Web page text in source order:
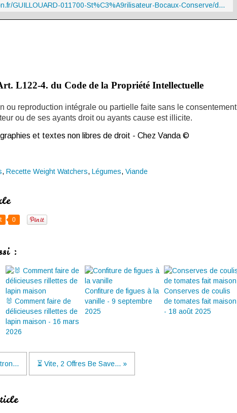
https://www.amazon.fr/GUILLOUARD-011700-St%C3%A9rilisateur-Bocaux-Conserve/dp/B002NZKHBC
L122-4. du Code de la Propriété Intellectuelle
ou reproduction intégrale ou partielle faite sans le consentement
ou de ses ayants droit ou ayants cause est illicite.
et textes non libres de droit - Chez Vanda ©
, Recette Weight Watchers, Légumes, Viande
0
:
🐰 Comment faire de
délicieuses rillettes de
lapin maison - 16 mars
2026
Confiture de figues à la
vanille - 9 septembre
2025
Conserves de coulis
de tomates fait maison
- 18 août 2025
⏳ Vite, 2 Offres Be Save... »